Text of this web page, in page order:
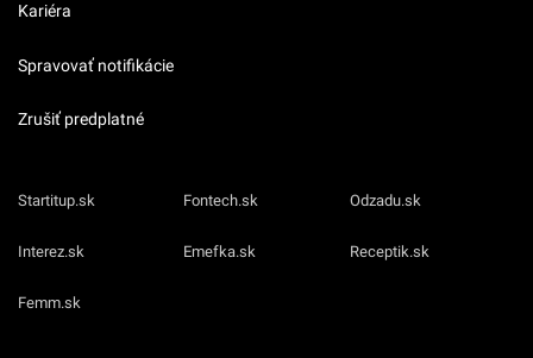
Kariéra
Spravovať notifikácie
Zrušiť predplatné
Startitup.sk Fontech.sk Odzadu.sk
Interez.sk Emefka.sk Receptik.sk
Femm.sk